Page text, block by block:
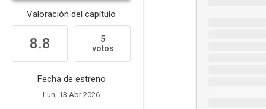
Valoración del capítulo
8.8
5
votos
Fecha de estreno
Lun, 13 Abr 2026